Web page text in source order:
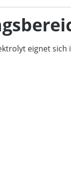
eignet sich